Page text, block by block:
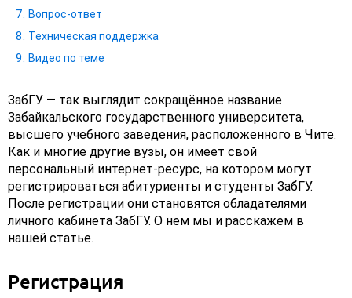
Вопрос-ответ
Техническая поддержка
Видео по теме
ЗабГУ — так выглядит сокращённое название
Забайкальского государственного университета,
высшего учебного заведения, расположенного в Чите.
Как и многие другие вузы, он имеет свой
персональный интернет-ресурс, на котором могут
регистрироваться абитуриенты и студенты ЗабГУ.
После регистрации они становятся обладателями
личного кабинета ЗабГУ. О нем мы и расскажем в
нашей статье.
Регистрация